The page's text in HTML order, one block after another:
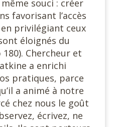
souci : créer
favorisant l’accès
privilégiant ceux
éloignés du
Chercheur et
a enrichi
pratiques, parce
a animé à notre
chez nous le goût
écrivez, ne